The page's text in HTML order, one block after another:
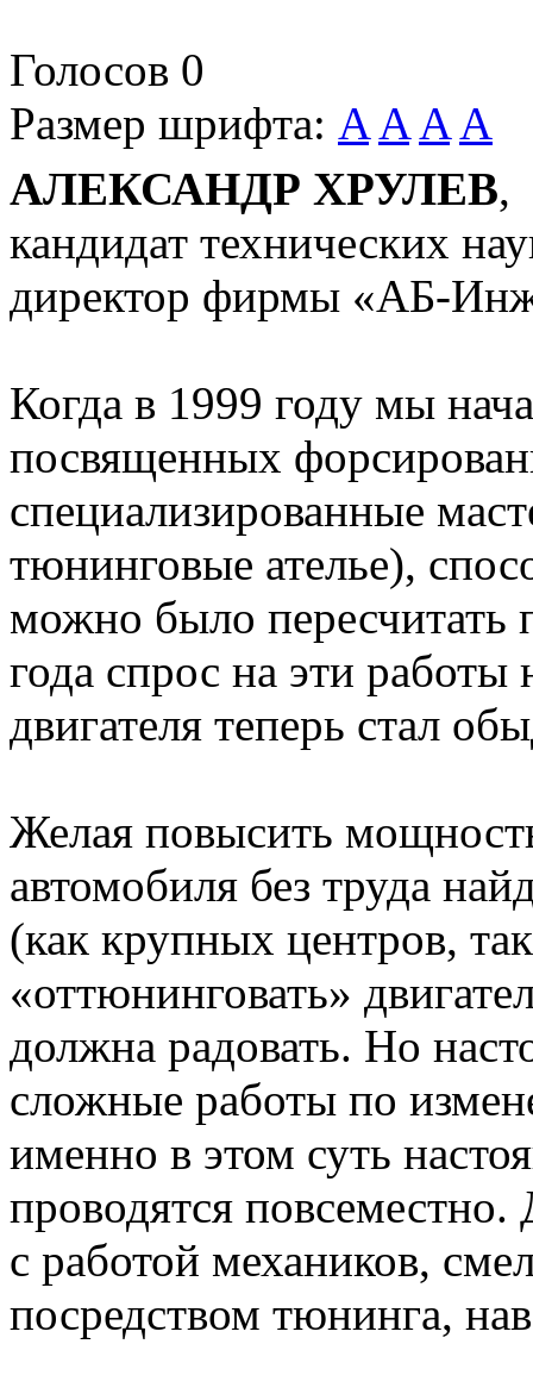
Голосов 0
Размер шрифта: A A A A
АЛЕКСАНДР ХРУЛЕВ,
кандидат технических
директор фирмы «АБ-
Когда в 1999 году мы
посвященных
специализированные
тюнинговые ателье),
можно было пересчитать
года спрос на эти работы
двигателя теперь стал
Желая повысить
автомобиля без труда
(как крупных центров,
«оттюнинговать»
должна радовать. Но
сложные работы по
именно в этом суть
проводятся повсеместно.
с работой механиков,
посредством тюнинга,